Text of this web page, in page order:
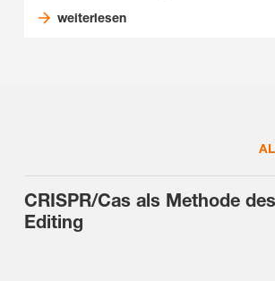
weiterlesen
CRISPR/Cas als Methode
Editing